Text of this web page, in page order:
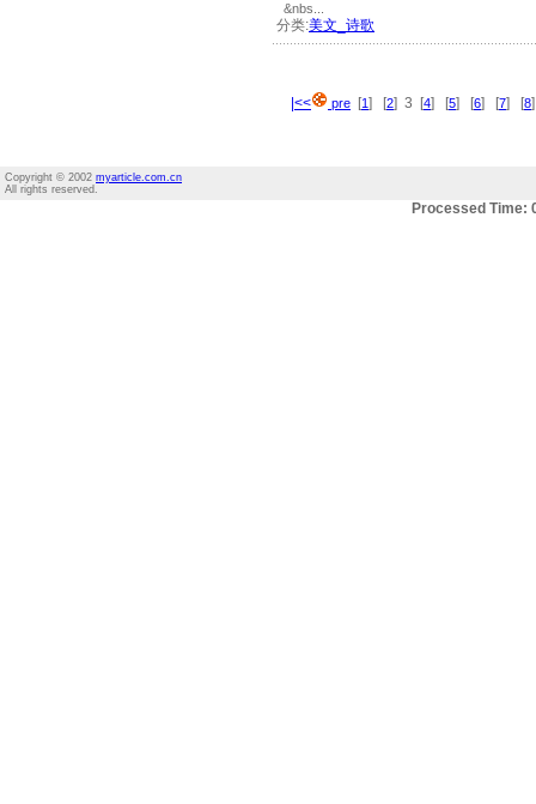
&nbs...
分类:美文_诗歌
|<< pre [1] [2] 3 [4] [5] [6] [7] [8
Copyright © 2002 myarticle.com.cn
All rights reserved.
Processed Time: